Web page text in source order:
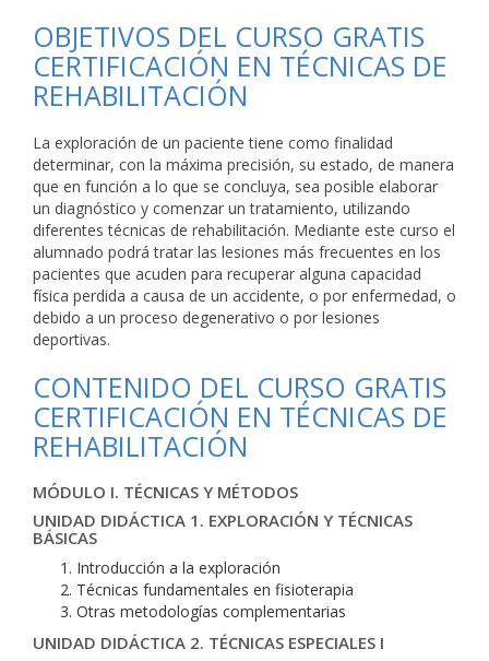
OBJETIVOS DEL CURSO GRATIS
CERTIFICACIÓN EN TÉCNICAS DE
REHABILITACIÓN
La exploración de un paciente tiene como finalidad
determinar, con la máxima precisión, su estado, de manera
que en función a lo que se concluya, sea posible elaborar
un diagnóstico y comenzar un tratamiento, utilizando
diferentes técnicas de rehabilitación. Mediante este curso el
alumnado podrá tratar las lesiones más frecuentes en los
pacientes que acuden para recuperar alguna capacidad
física perdida a causa de un accidente, o por enfermedad, o
debido a un proceso degenerativo o por lesiones
deportivas.
CONTENIDO DEL CURSO GRATIS
CERTIFICACIÓN EN TÉCNICAS DE
REHABILITACIÓN
MÓDULO I. TÉCNICAS Y MÉTODOS
UNIDAD DIDÁCTICA 1. EXPLORACIÓN Y TÉCNICAS
BÁSICAS
Introducción a la exploración
Técnicas fundamentales en fisioterapia
Otras metodologías complementarias
UNIDAD DIDÁCTICA 2. TÉCNICAS ESPECIALES I